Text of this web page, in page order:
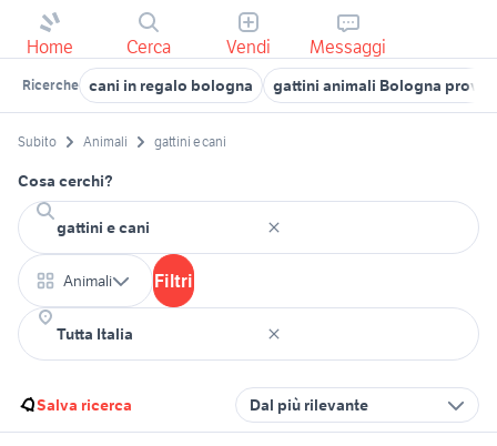
Home Cerca Vendi Messaggi
Ricerche cani in regalo bologna gattini animali Bologna
Subito Animali gattini e cani
Cosa cerchi?
Animali Filtri
Salva ricerca Dal più rilevante